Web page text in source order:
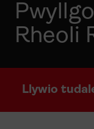
Rheoli
Llywio